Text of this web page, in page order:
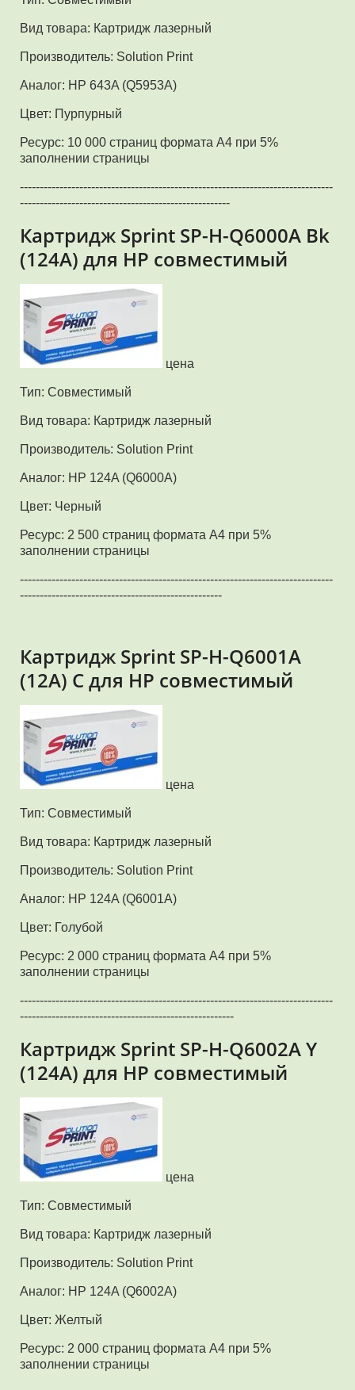
Вид товара: Картридж лазерный
Производитель: Solution Print
Аналог: HP 643A (Q5953A)
Цвет: Пурпурный
Ресурс: 10 000 страниц формата А4 при 5%
заполнении страницы
-------------------------------------------------------------------------------
-----------------------------------------------------
Картридж Sprint SP-H-Q6000A Bk
(124A) для HP совместимый
цена
Тип: Совместимый
Вид товара: Картридж лазерный
Производитель: Solution Print
Аналог: HP 124A (Q6000A)
Цвет: Черный
Ресурс: 2 500 страниц формата А4 при 5%
заполнении страницы
-------------------------------------------------------------------------------
---------------------------------------------------
Картридж Sprint SP-H-Q6001A
(12A) C для HP совместимый
цена
Тип: Совместимый
Вид товара: Картридж лазерный
Производитель: Solution Print
Аналог: HP 124A (Q6001A)
Цвет: Голубой
Ресурс: 2 000 страниц формата А4 при 5%
заполнении страницы
-------------------------------------------------------------------------------
------------------------------------------------------
Картридж Sprint SP-H-Q6002A Y
(124A) для HP совместимый
цена
Тип: Совместимый
Вид товара: Картридж лазерный
Производитель: Solution Print
Аналог: HP 124A (Q6002A)
Цвет: Желтый
Ресурс: 2 000 страниц формата А4 при 5%
заполнении страницы